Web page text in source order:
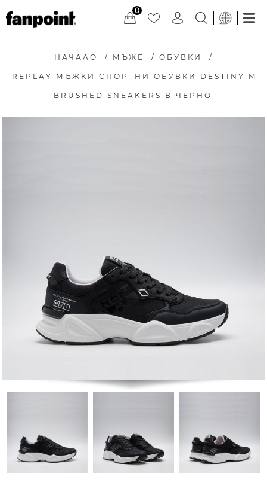
0
НАЧАЛО / МЪЖЕ / ОБУВКИ /
REPLAY МЪЖКИ СПОРТНИ ОБУВКИ DESTINY M
BRUSHED SNEAKERS В ЧЕРНО